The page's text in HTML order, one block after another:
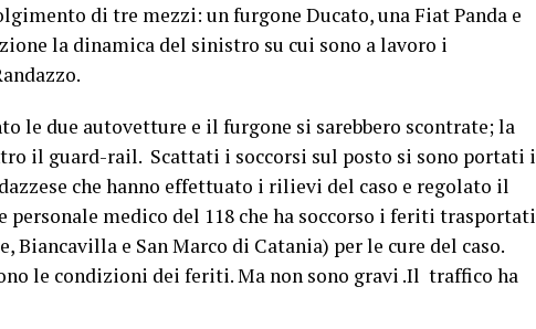
di tre mezzi: un furgone Ducato, una Fiat Panda e
la dinamica del sinistro su cui sono a lavoro i
le due autovetture e il furgone si sarebbero scontrate; la
il guard-rail. Scattati i soccorsi sul posto si sono portati i
che hanno effettuato i rilievi del caso e regolato il
personale medico del 118 che ha soccorso i feriti trasportati
Biancavilla e San Marco di Catania) per le cure del caso.
le condizioni dei feriti. Ma non sono gravi .Il traffico ha